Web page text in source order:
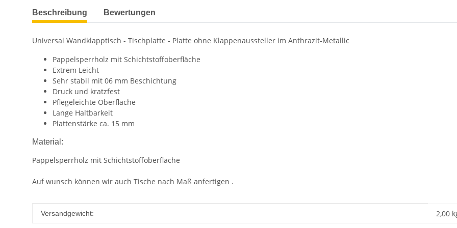
weitere Registerkarten anzeigen
Beschreibung Bewertungen
Universal Wandklapptisch - Tischplatte - Platte ohne Klappenaussteller im Anthrazit-Metallic
Pappelsperrholz mit Schichtstoffoberfläche
Extrem Leicht
Sehr stabil mit 06 mm Beschichtung
Druck und kratzfest
Pflegeleichte Oberfläche
Lange Haltbarkeit
Plattenstärke ca. 15 mm
Material:
Pappelsperrholz mit Schichtstoffoberfläche
Auf wunsch können wir auch Tische nach Maß anfertigen .
Produkteigenschaft
Wert
Versandgewicht: 2,00